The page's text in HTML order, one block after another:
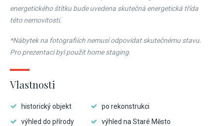
energetického štítku bude uvedena skutečná energetická třída
této nemovitosti.
*Nábytek na fotografiích nemusí odpovídat skutečnému stavu.
Pro prezentaci byl použit home staging.
Vlastnosti
historický objekt
po rekonstrukci
výhled do přírody
výhled na Staré Město